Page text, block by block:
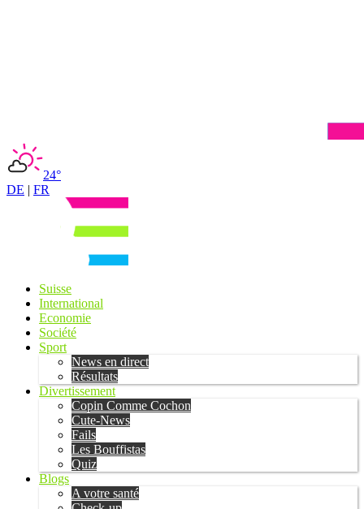
24°
DE | FR
Suisse
International
Economie
Société
Sport
News en direct
Résultats
Divertissement
Copin Comme Cochon
Cute-News
Fails
Les Bouffistas
Quiz
Blogs
A votre santé